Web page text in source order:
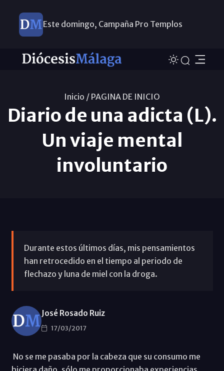
Este domingo, Campaña Pro Templos
Inicio / PAGINA DE INICIO
Diario de una adicta (L).
Un viaje mental
involuntario
Durante estos últimos días, mis pensamientos
han retrocedido en el tiempo al periodo de
flechazo y luna de miel con la droga.
José Rosado Ruiz
17/03/2017
No se me pasaba por la cabeza que su consumo me